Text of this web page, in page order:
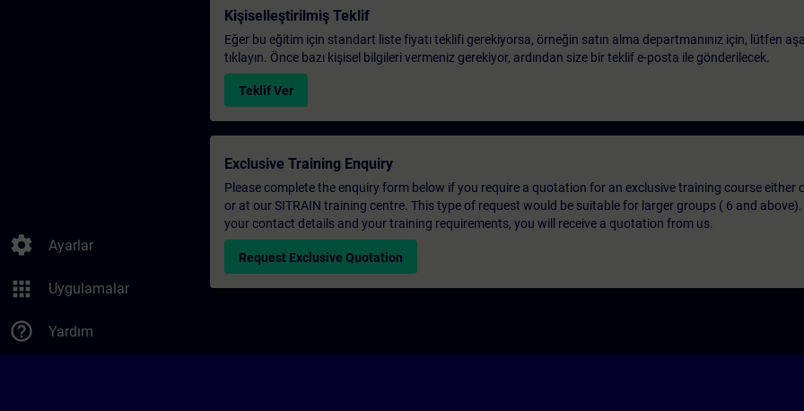
settings Ayarlar
apps Uygulamalar
help_outline Yardım
Kişiselleştirilmiş Teklif
Eğer bu eğitim için standart liste fiyatı teklifi gerekiyorsa, örneğin satın alma departmanınız için, lütfen
tıklayın. Önce bazı kişisel bilgileri vermeniz gerekiyor, ardından size bir teklif e-posta ile gönderilecek.
Teklif Ver
Exclusive Training Enquiry
Please complete the enquiry form below if you require a quotation for an exclusive training course either
or at our SITRAIN training centre. This type of request would be suitable for larger groups ( 6 and
your contact details and your training requirements, you will receive a quotation from us.
Request Exclusive Quotation